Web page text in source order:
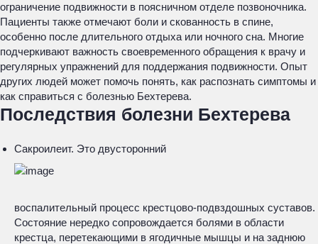
ограничение подвижности в поясничном отделе позвоночника.
Пациенты также отмечают боли и скованность в спине,
особенно после длительного отдыха или ночного сна. Многие
подчеркивают важность своевременного обращения к врачу и
регулярных упражнений для поддержания подвижности. Опыт
других людей может помочь понять, как распознать симптомы и
как справиться с болезнью Бехтерева.
Последствия болезни Бехтерева
Сакроилеит. Это двусторонний
воспалительный процесс крестцово-подвздошных суставов.
Состояние нередко сопровождается болями в области
крестца, перетекающими в ягодичные мышцы и на заднюю